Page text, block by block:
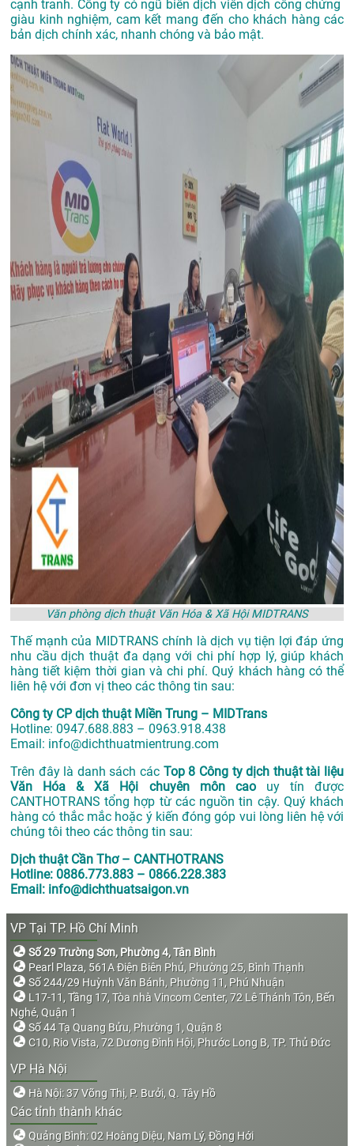
cạnh tranh. Công ty có ngũ biên dịch viên dịch công chứng
giàu kinh nghiệm, cam kết mang đến cho khách hàng các
bản dịch chính xác, nhanh chóng và bảo mật.
Văn phòng dịch thuật Văn Hóa & Xã Hội MIDTRANS
Thế mạnh của MIDTRANS chính là dịch vụ tiện lợi đáp ứng
nhu cầu dịch thuật đa dạng với chi phí hợp lý, giúp khách
hàng tiết kiệm thời gian và chi phí. Quý khách hàng có thể
liên hệ với đơn vị theo các thông tin sau:
Công ty CP dịch thuật Miền Trung – MIDTrans
Hotline: 0947.688.883 – 0963.918.438
Email: info@dichthuatmientrung.com
Trên đây là danh sách các Top 8 Công ty dịch thuật tài liệu
Văn Hóa & Xã Hội chuyên môn caouy tín được
CANTHOTRANS tổng hợp từ các nguồn tin cậy. Quý khách
hàng có thắc mắc hoặc ý kiến đóng góp vui lòng liên hệ với
chúng tôi theo các thông tin sau:
Dịch thuật Cần Thơ – CANTHOTRANS
Hotline: 0886.773.883 – 0866.228.383
Email: info@dichthuatsaigon.vn
VP Tại TP. Hồ Chí Minh
Số 29 Trường Sơn, Phường 4, Tân Bình
Pearl Plaza, 561A Điện Biên Phủ, Phường 25, Bình Thạnh
Số 244/29 Huỳnh Văn Bánh, Phường 11, Phú Nhuận
L17-11, Tầng 17, Tòa nhà Vincom Center, 72 Lê Thánh Tôn, Bến
Nghé, Quận 1
Số 44 Tạ Quang Bửu, Phường 1, Quận 8
C10, Rio Vista, 72 Dương Đình Hội, Phước Long B, TP. Thủ Đức
VP Hà Nội
Hà Nội: 37 Võng Thị, P. Bưởi, Q. Tây Hồ
Các tỉnh thành khác
Quảng Bình: 02 Hoàng Diệu, Nam Lý, Đồng Hới